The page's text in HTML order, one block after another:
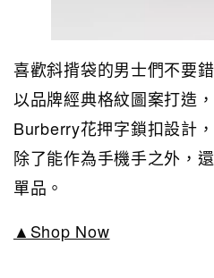
喜歡斜揹袋的男士們不要
以品牌經典格紋圖案打造
Burberry花押字鎖扣設計
除了能作為手機手之外，
單品。
▲Shop Now